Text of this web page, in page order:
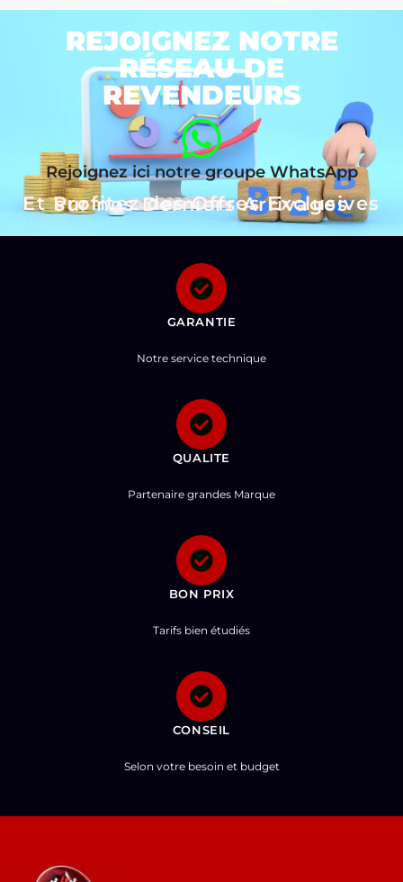
REJOIGNEZ NOTRE
RÉSEAU DE
REVENDEURS
Rejoignez ici notre groupe WhatsApp
Et Profitez des Offres Exclusives sur nos Derniers Arrivages
GARANTIE
Notre service technique
QUALITE
Partenaire grandes Marque
BON PRIX
Tarifs bien étudiés
CONSEIL
Selon votre besoin et budget